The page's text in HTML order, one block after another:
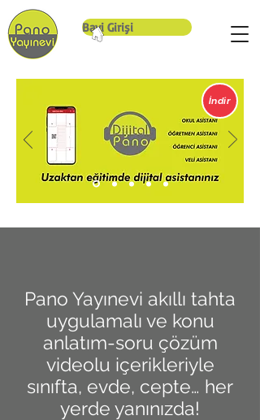
Bayi Girişi
İndir
Pano Yayınevi akıllı tahta
uygulamalı ve konu
anlatım-soru çözüm
videolu içerikleriyle
sınıfta, evde, cepte… her
yerde yanınızda!